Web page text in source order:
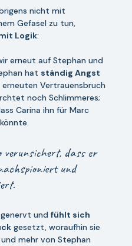
nicht mit
Gefasel zu tun,
Logik:
erneut auf Stephan und
hat ständig Angst
Vertrauensbruch
noch Schlimmeres;
Carina ihn für Marc
dass er
und
und fühlt sich
gesetzt, woraufhin sie
mehr von Stephan